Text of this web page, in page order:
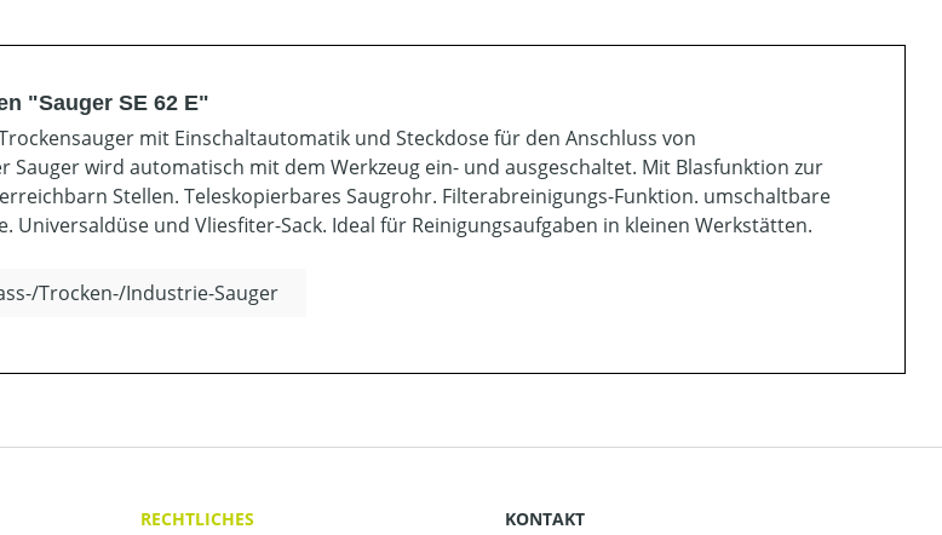
"Sauger SE 62 E"
mit Einschaltautomatik und Steckdose für den Anschluss von
Sauger wird automatisch mit dem Werkzeug ein- und ausgeschaltet. Mit Blasfunktion zur
Stellen. Teleskopierbares Saugrohr. Filterabreinigungs-Funktion. umschaltbare
Universaldüse und Vliesfiter-Sack. Ideal für Reinigungsaufgaben in kleinen Werkstätten.
Trocken-/Industrie-Sauger
RECHTLICHES
KONTAKT